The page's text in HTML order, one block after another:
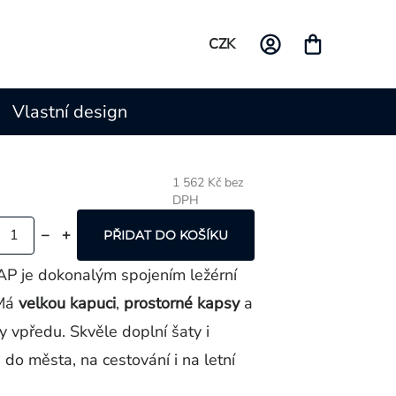
CZK
Vlastní design
1 562 Kč bez
DPH
PŘIDAT DO KOŠÍKU
je dokonalým spojením ležérní
velkou kapuci, prostorné kapsya
vpředu. Skvěle doplní šaty i
města, na cestování i na letní